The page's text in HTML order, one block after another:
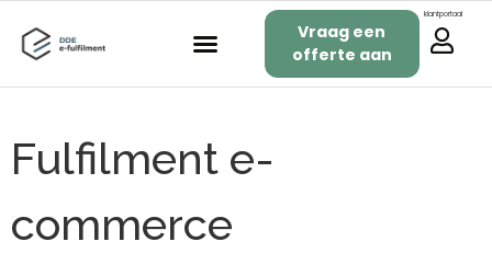
Vraag een
offerte aan
klantportaal
Fulfilment e-
commerce